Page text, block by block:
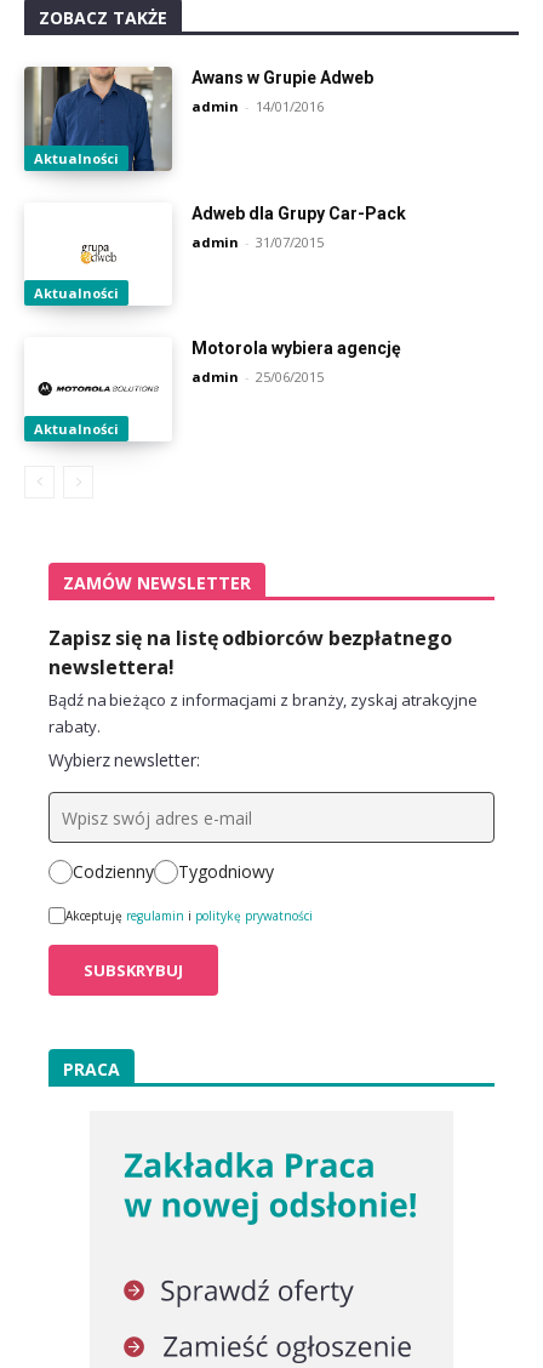
ZOBACZ TAKŻE
Aktualności
Awans w Grupie Adweb
admin - 14/01/2016
Aktualności
Adweb dla Grupy Car-Pack
admin - 31/07/2015
Aktualności
Motorola wybiera agencję
admin - 25/06/2015
ZAMÓW NEWSLETTER
Zapisz się na listę odbiorców bezpłatnego
newslettera!
Bądź na bieżąco z informacjami z branży, zyskaj atrakcyjne
rabaty.
Wybierz newsletter:
Codzienny Tygodniowy
Akceptuję regulamin i politykę prywatności
PRACA